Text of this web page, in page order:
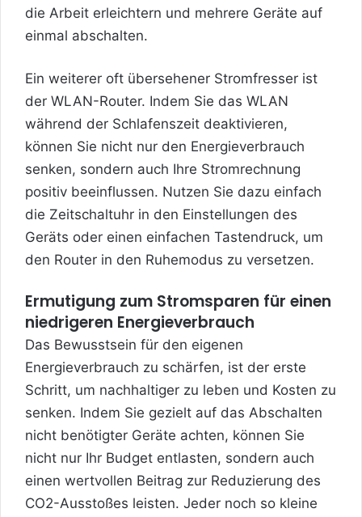
die Arbeit erleichtern und mehrere Geräte auf
einmal abschalten.
Ein weiterer oft übersehener Stromfresser ist
der WLAN-Router. Indem Sie das WLAN
während der Schlafenszeit deaktivieren,
können Sie nicht nur den Energieverbrauch
senken, sondern auch Ihre Stromrechnung
positiv beeinflussen. Nutzen Sie dazu einfach
die Zeitschaltuhr in den Einstellungen des
Geräts oder einen einfachen Tastendruck, um
den Router in den Ruhemodus zu versetzen.
Ermutigung zum Stromsparen für einen
niedrigeren Energieverbrauch
Das Bewusstsein für den eigenen
Energieverbrauch zu schärfen, ist der erste
Schritt, um nachhaltiger zu leben und Kosten zu
senken. Indem Sie gezielt auf das Abschalten
nicht benötigter Geräte achten, können Sie
nicht nur Ihr Budget entlasten, sondern auch
einen wertvollen Beitrag zur Reduzierung des
CO2-Ausstoßes leisten. Jeder noch so kleine